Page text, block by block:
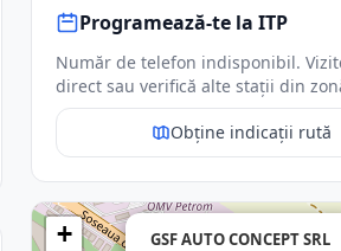
Programează-te la ITP
Număr de telefon indisponibil.
direct sau verifică alte stații din
Obține indicații rută
GSF AUTO CONCEPT SRL
+